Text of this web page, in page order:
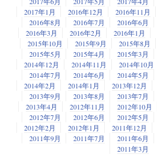
2017年1月
2016年12月 2016年11月
2016年8月
2016年7月 2016年6月
2016年3月
2016年2月 2016年1月
2015年10月
2015年9月 2015年8月
2015年5月
2015年4月 2015年3月
2014年12月
2014年11月 2014年10月
2014年7月
2014年6月 2014年5月
2014年2月
2014年1月 2013年12月
2013年9月
2013年8月 2013年7月
2013年4月
2012年11月 2012年10月
2012年7月
2012年6月 2012年5月
2012年2月
2012年1月 2011年12月
2011年9月
2011年7月 2011年6月
2011年3月